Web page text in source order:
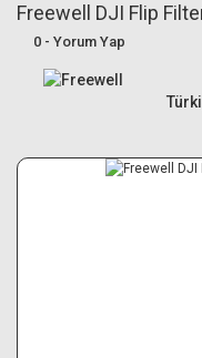
Canon R6 Mark
Freewell DJI Flip
0 - Yorum Yap